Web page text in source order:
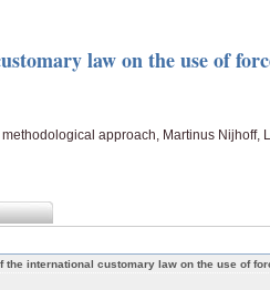
law on the use of
approach, Martinus Nijhoff,
the international customary law on the use of